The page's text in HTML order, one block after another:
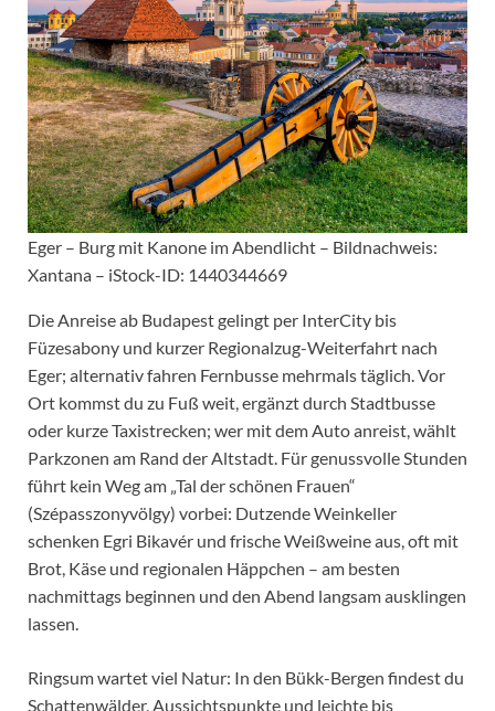
Eger – Burg mit Kanone im Abendlicht – Bildnachweis:
Xantana – iStock-ID: 1440344669
Die Anreise ab Budapest gelingt per InterCity bis
Füzesabony und kurzer Regionalzug-Weiterfahrt nach
Eger; alternativ fahren Fernbusse mehrmals täglich. Vor
Ort kommst du zu Fuß weit, ergänzt durch Stadtbusse
oder kurze Taxistrecken; wer mit dem Auto anreist, wählt
Parkzonen am Rand der Altstadt. Für genussvolle Stunden
führt kein Weg am „Tal der schönen Frauen“
(Szépasszonyvölgy) vorbei: Dutzende Weinkeller
schenken Egri Bikavér und frische Weißweine aus, oft mit
Brot, Käse und regionalen Häppchen – am besten
nachmittags beginnen und den Abend langsam ausklingen
lassen.
Ringsum wartet viel Natur: In den Bükk-Bergen findest du
Schattenwälder, Aussichtspunkte und leichte bis